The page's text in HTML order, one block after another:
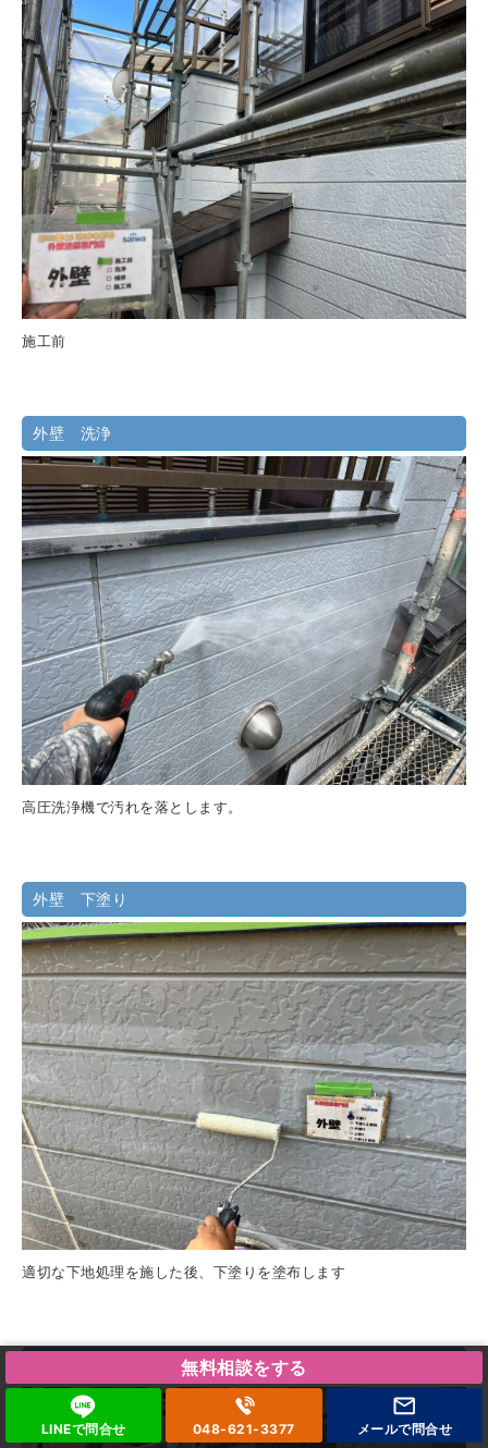
無料相談をする
LINEで問合せ 048-621-3377 メールで問合せ
施工前
外壁 洗浄
高圧洗浄機で汚れを落とします。
外壁 下塗り
適切な下地処理を施した後、下塗りを塗布します